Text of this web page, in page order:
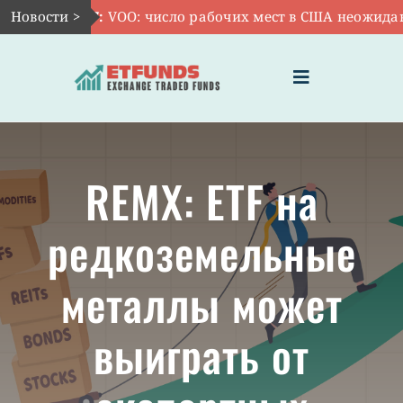
Skip
to
Новости >
Авг 7:VOO: число рабочих мест в США неожиданно
Toggle
Navigation
ЧТО ТАКОЕ ETF
ИНВЕСТИЦИИ В ETF
ТЕМАТИЧЕСКИЕ ETF
АКТУАЛЬНЫЕ
REMX: ETF на
редкоземельные
металлы может
выиграть от